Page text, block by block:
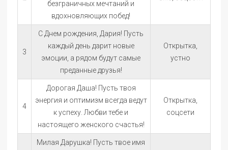
безграничных мечтаний и
вдохновляющих побед!
3
С Днем рождения, Дария! Пусть
каждый день дарит новые
эмоции, а рядом будут самые
преданные друзья!
Открытка,
устно
4
Дорогая Даша! Пусть твоя
энергия и оптимизм всегда ведут
к успеху. Любви тебе и
настоящего женского счастья!
Открытка,
соцсети
Милая Дарушка! Пусть твое имя